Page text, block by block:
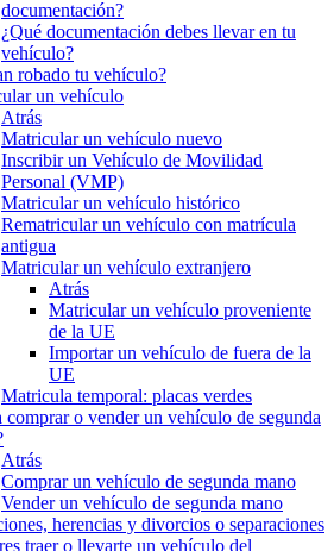
documentación?
¿Qué documentación debes llevar en tu
vehículo?
robado tu vehículo?
un vehículo
Atrás
Matricular un vehículo nuevo
Inscribir un Vehículo de Movilidad
Personal (VMP)
Matricular un vehículo histórico
Rematricular un vehículo con matrícula
antigua
Matricular un vehículo extranjero
Atrás
Matricular un vehículo proveniente
de la UE
Importar un vehículo de fuera de la
UE
Matricula temporal: placas verdes
comprar o vender un vehículo de segunda
Atrás
Comprar un vehículo de segunda mano
Vender un vehículo de segunda mano
herencias y divorcios o separaciones
traer o llevarte un vehículo del